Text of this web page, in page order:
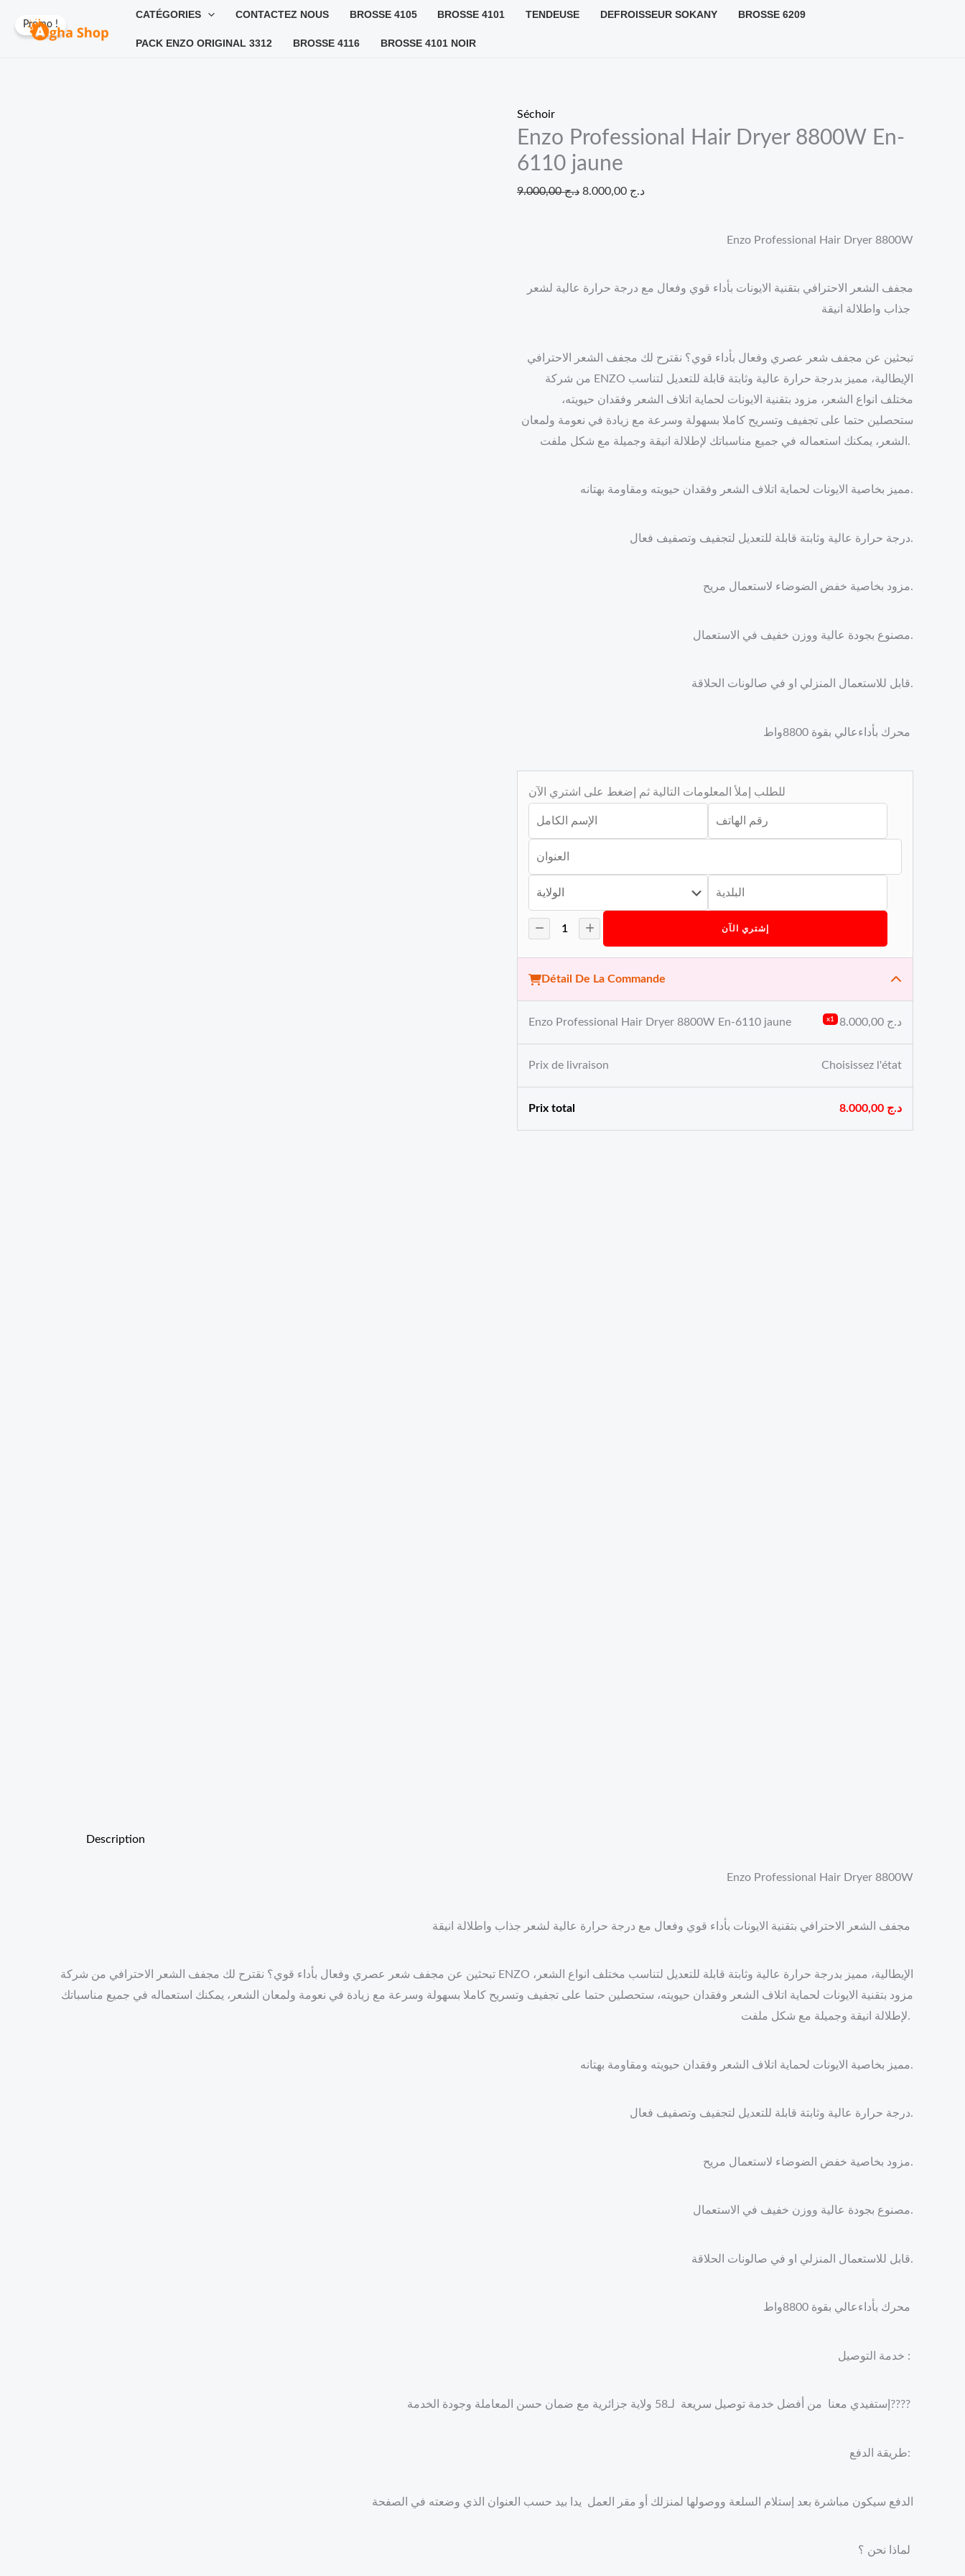
CATÉGORIES CONTACTEZ NOUS BROSSE 4105 BROSSE 4101 TENDEUSE DEFROISSEUR SOKANY BROSSE 6209
PACK ENZO ORIGINAL 3312 BROSSE 4116 BROSSE 4101 NOIR
Promo !
Séchoir
Enzo Professional Hair Dryer 8800W En-
6110 jaune
د.ج9.000,00 د.ج
Le
Enzo Professional Hair Dryer 8800W
مجفف الشعر الاحترافي بتقنية الايونات بأداء قوي وفعال مع درجة حرارة عالية لشعر
تبحثين عن مجفف شعر عصري وفعال بأداء قوي؟ نقترح لك مجفف الشعر الاحترافي
من شركة ENZO الإيطالية، مميز بدرجة حرارة عالية وثابتة قابلة للتعديل لتناسب
مختلف انواع الشعر، مزود بتقنية الايونات لحماية اتلاف الشعر وفقدان حيويته،
ستحصلين حتما على تجفيف وتسريح كاملا بسهولة وسرعة مع زيادة في نعومة ولمعان
الشعر، يمكنك استعماله في جميع مناسباتك لإطلالة انيقة وجميلة مع شكل ملفت.
مميز بخاصية الايونات لحماية اتلاف الشعر وفقدان حيويته ومقاومة بهتانه.
درجة حرارة عالية وثابتة قابلة للتعديل لتجفيف وتصفيف فعال.
مزود بخاصية خفض الضوضاء لاستعمال مريح.
مصنوع بجودة عالية ووزن خفيف في الاستعمال.
قابل للاستعمال المنزلي او في صالونات الحلاقة.
محرك بأداءعالي بقوة 8800واط
للطلب إملأ المعلومات التالية ثم إضغط على اشتري الآن
إشتري الآن
Détail De La Commande
Enzo Professional Hair Dryer 8800W En-6110 jaune x1 د.ج
Prix ​​de livraison Choisissez l'état
Prix ​​total د.ج
Description
Enzo Professional Hair Dryer 8800W
تبحثين عن مجفف شعر عصري وفعال بأداء قوي؟ نقترح لك مجفف الشعر الاحترافي من شركة ENZO الإيطالية، مميز بدرجة حرارة عالية وثابتة قابلة للتعديل لتناسب مختلف انواع الشعر،
مزود بتقنية الايونات لحماية اتلاف الشعر وفقدان حيويته، ستحصلين حتما على تجفيف وتسريح كاملا بسهولة وسرعة مع زيادة في نعومة ولمعان الشعر، يمكنك استعماله في جميع مناسباتك
لإطلالة انيقة وجميلة مع شكل ملفت.
مميز بخاصية الايونات لحماية اتلاف الشعر وفقدان حيويته ومقاومة بهتانه.
درجة حرارة عالية وثابتة قابلة للتعديل لتجفيف وتصفيف فعال.
مزود بخاصية خفض الضوضاء لاستعمال مريح.
مصنوع بجودة عالية ووزن خفيف في الاستعمال.
قابل للاستعمال المنزلي او في صالونات الحلاقة.
محرك بأداءعالي بقوة 8800واط
خدمة التوصيل :
إستفيدي معنا من أفضل خدمة توصيل سريعة لـ58 ولاية جزائرية مع ضمان حسن المعاملة وجودة الخدمة????
طريقة الدفع:
الدفع سيكون مباشرة بعد إستلام السلعة ووصولها لمنزلك أو مقر العمل يدا بيد حسب العنوان الذي وضعته في الصفحة